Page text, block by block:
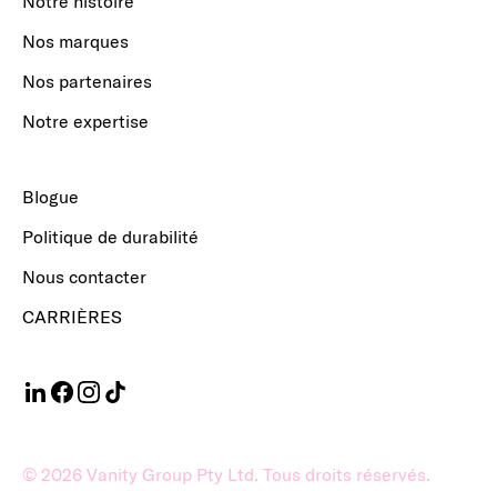
Nos marques
Nos partenaires
Notre expertise
Blogue
Politique de durabilité
Nous contacter
CARRIÈRES
© 2026 Vanity Group Pty Ltd. Tous droits réservés.